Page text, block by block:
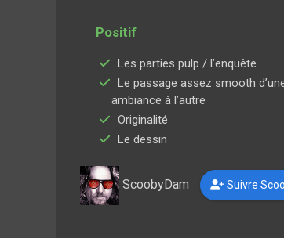
Positif
Les parties pulp / l’enquête
Le passage assez smooth
ambiance à l’autre
Originalité
Le dessin
ScoobyDam Suivre